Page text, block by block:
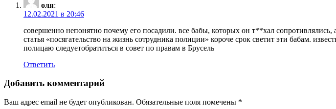
оля:
12.02.2021 в 20:46
совершенно непонятно почему его посадили. все бабы, которых он т**хал
статья «посягательство на жизнь сотрудника полиции» короче срок светит эти бабам.
полицаю следуетобратиться в совет по правам в Брусель
Ответить
Добавить комментарий
Ваш адрес email не будет опубликован. Обязательные поля помечены *